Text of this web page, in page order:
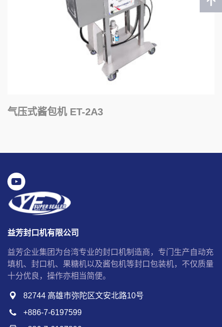
气压式酱包机 ET-2A3
益芳封口机有限公司
益芳企业集团为台湾专业的封口机制造商，专门生产自动充
填机、封口机、果糖机以及酱包机等封口包装机，不仅质量
十分优良，操作亦相当简便。
82744 高雄市弥陀区文安北路10号
+886-7-6197599